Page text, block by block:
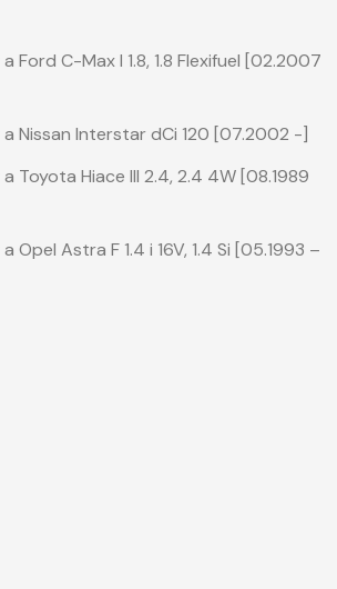
Ford C-Max I 1.8, 1.8 Flexifuel [02.2007
Nissan Interstar dCi 120 [07.2002 -]
Toyota Hiace III 2.4, 2.4 4W [08.1989
Opel Astra F 1.4 i 16V, 1.4 Si [05.1993 –